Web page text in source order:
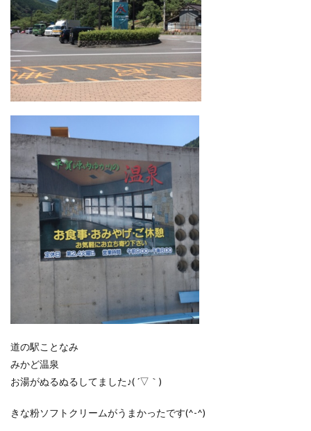
道の駅ことなみ
みかど温泉
お湯がぬるぬるしてました♪( ´▽｀)
きな粉ソフトクリームがうまかったです(^-^)